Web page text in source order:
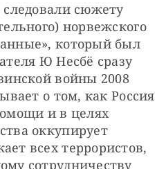
сюжету
норвежского
который был
Ю Несбё сразу
войны 2008
о том, как Россия
и в целях
оккупирует
всех террористов,
сотрудничеству